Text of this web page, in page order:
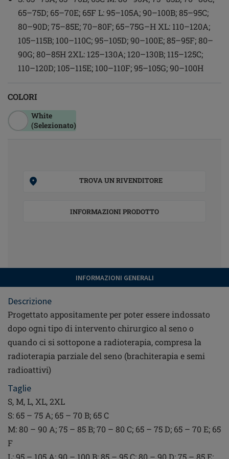
65–75D; 65–70E; 65F L: 95–105A; 90–100B; 85–95C;
80–90D; 75–85E; 70–80F; 65–75G–H XL: 110–120A;
105–115B; 100–110C; 95–105D; 90–100E; 85–95F; 80–
90G; 80–85H 2XL: 125–130A; 120–130B; 115–125C;
110–120D; 105–115E; 100–110F; 95–105G; 90–100H
COLORI
White
(Selezionato)
TROVA UN RIVENDITORE
INFORMAZIONI PRODOTTO
INFORMAZIONI GENERALI
Descrizione
Progettato appositamente per poter essere indossato
dopo ogni tipo di intervento chirurgico al seno o
quando ci si sottopone a radioterapia, compresa la
radioterapia parziale del seno (brachiterapia e semi
radioattivi)
Taglie
S, M, L, XL, 2XL
S: 65 – 75 A; 65 – 70 B; 65 C
M: 80 – 90 A; 75 – 85 B; 70 – 80 C; 65 – 75 D; 65 – 70 E; 65
F
L: 95 – 105 A; 90 – 100 B; 85 – 95 C; 80 – 90 D; 75 – 85 E;